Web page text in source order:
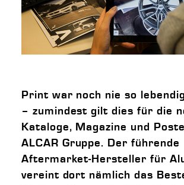
Print war noch nie so
– zumindest gilt dies für die
Kataloge, Magazine und
ALCAR Gruppe. Der führende
Aftermarket-Hersteller für
vereint dort nämlich das